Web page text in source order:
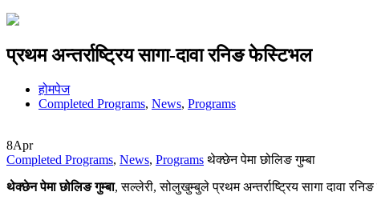
प्रथम अन्तर्राष्ट्रिय सागा-दावा रनिङ फेस्टिभल
होमपेज
Completed Programs, News, Programs
8Apr
Completed Programs, News, Programs थेक्छेन पेमा छोलिङ गुम्बा
थेक्छेन पेमा छोलिङ गुम्बा, सल्लेरी, सोलुखुम्बुले प्रथम अन्तर्राष्ट्रिय सागा दावा